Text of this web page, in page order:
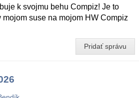
k svojmu behu Compiz! Je to
mojom suse na mojom HW Compiz
Pridať správu